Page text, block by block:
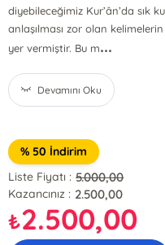
diyebileceğimiz Kur’ân’da sık
anlaşılması zor olan
yer vermiştir. Bu m...
Devamını Oku
% 50 İndirim
Liste Fiyatı : 5.000,00
Kazancınız : 2.500,00
₺2.500,00